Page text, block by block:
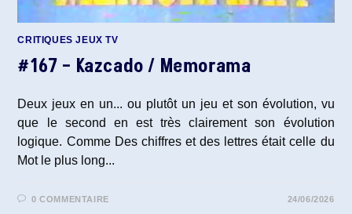
CRITIQUES JEUX TV
#167 – Kazcado / Memorama
Deux jeux en un... ou plutôt un jeu et son évolution, vu
que le second en est très clairement son évolution
logique. Comme Des chiffres et des lettres était celle du
Mot le plus long...
0 COMMENTAIRE 24/06/2026